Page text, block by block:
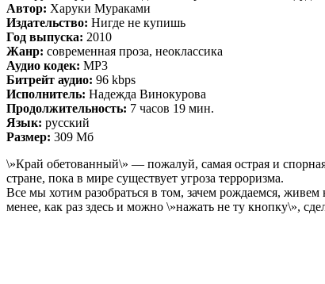
Автор: Харуки Мураками
Издательство: Нигде не купишь
Год выпуска: 2010
Жанр: современная проза, неоклассика
Аудио кодек: MP3
Битрейт аудио: 96 kbps
Исполнитель: Надежда Винокурова
Продолжительность: 7 часов 19 мин.
Язык: русский
Размер: 309 Мб
\»Край обетованный\» — пожалуй, самая острая и
стране, пока в мире существует угроза терроризма.
Все мы хотим разобраться в том, зачем рождаемся,
менее, как раз здесь и можно \»нажать не ту кнопку\»,